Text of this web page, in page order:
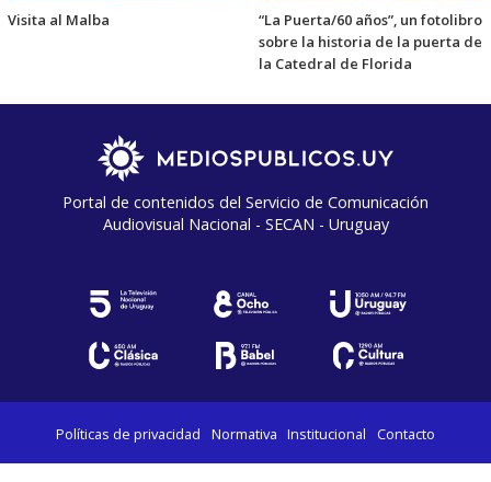
Visita al Malba
“La Puerta/60 años”, un fotolibro
sobre la historia de la puerta de
la Catedral de Florida
Portal de contenidos del Servicio de Comunicación
Audiovisual Nacional - SECAN - Uruguay
Políticas de privacidad Normativa Institucional Contacto